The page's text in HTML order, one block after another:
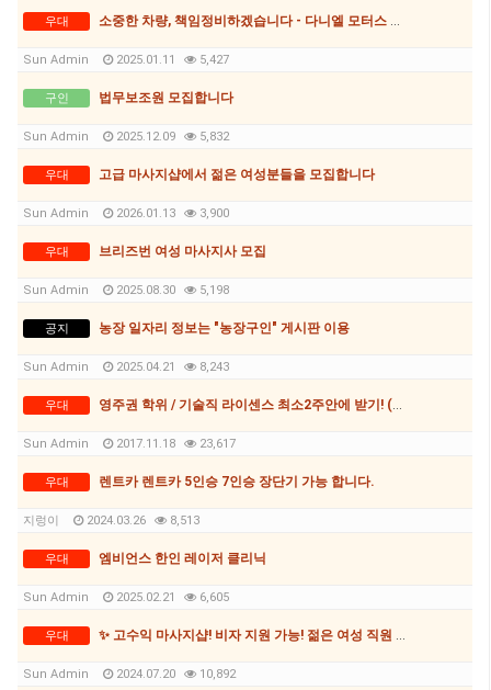
우대 소중한 차량, 책임정비하겠습니다 - 다니엘 모터스 0481 168 986
Sun Admin 2025.01.11 5,427
구인 법무보조원 모집합니다
Sun Admin 2025.12.09 5,832
우대 고급 마사지샵에서 젊은 여성분들을 모집합니다
Sun Admin 2026.01.13 3,900
우대 브리즈번 여성 마사지사 모집
Sun Admin 2025.08.30 5,198
공지 농장 일자리 정보는 "농장구인" 게시판 이용
Sun Admin 2025.04.21 8,243
우대 영주권 학위 / 기술직 라이센스 최소2주안에 받기! (요리, 페인팅, 용접, 차일드케어 등등)
Sun Admin 2017.11.18 23,617
우대 렌트카 렌트카 5인승 7인승 장단기 가능 합니다.
지렁이 2024.03.26 8,513
우대 엠비언스 한인 레이저 클리닉
Sun Admin 2025.02.21 6,605
우대 ✨ 고수익 마사지샵! 비자 지원 가능! 젊은 여성 직원 모집✨
Sun Admin 2024.07.20 10,892